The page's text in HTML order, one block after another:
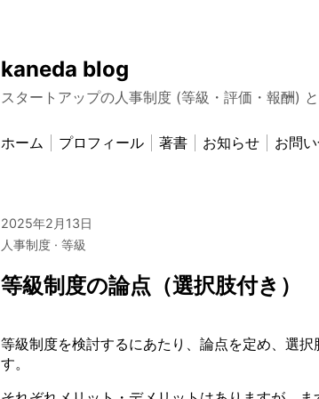
kaneda blog
スタートアップの人事制度 (等級・評価・報酬)
ホーム プロフィール 著書 お知らせ お問
2025年2月13日
人事制度
等級
等級制度の論点（選択肢付き）
等級制度を検討するにあたり、論点を定め、選
す。